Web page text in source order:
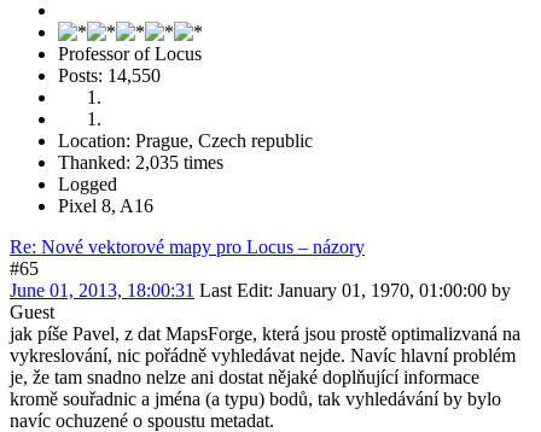
Professor of Locus
Posts: 14,550
Location: Prague, Czech republic
Thanked: 2,035 times
Logged
Pixel 8, A16
Re: Nové vektorové mapy pro Locus – názory
#65
June 01, 2013, 18:00:31 Last Edit: January 01, 1970, 01:00:00 by
Guest
jak píše Pavel, z dat MapsForge, která jsou prostě optimalizvaná na
vykreslování, nic pořádně vyhledávat nejde. Navíc hlavní problém
je, že tam snadno nelze ani dostat nějaké doplňující informace
kromě souřadnic a jména (a typu) bodů, tak vyhledávání by bylo
navíc ochuzené o spoustu metadat.